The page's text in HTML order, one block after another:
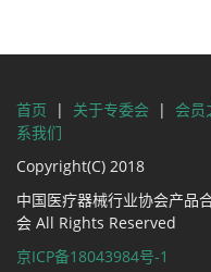
首页 | 关于专委会 | 会员
系我们
Copyright(C) 2018
中国医疗器械行业协会产品
会 All Rights Reserved
京ICP备18043984号-1